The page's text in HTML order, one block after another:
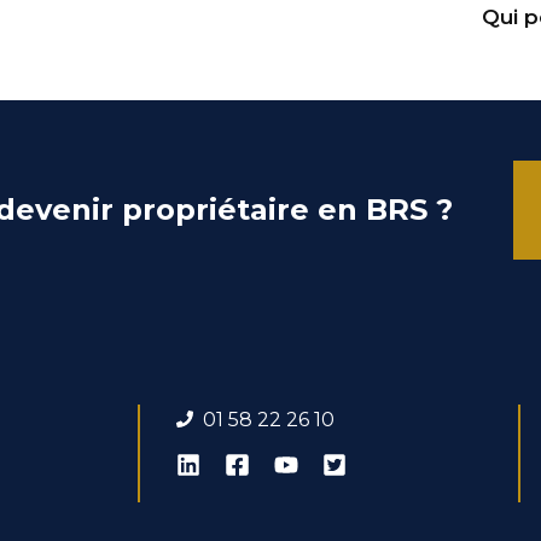
Qui
propriétaire en BRS ?
01 58 22 26 10